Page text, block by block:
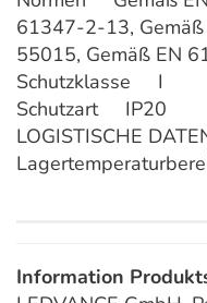
61347-2-13,
55015, Gemäß EN
Schutzklasse I
Schutzart IP20
LOGISTISCHE
Information